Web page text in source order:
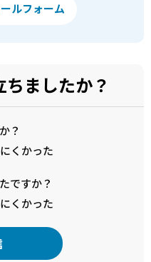
ルフォーム
ましたか？
？
くかった
ですか？
くかった